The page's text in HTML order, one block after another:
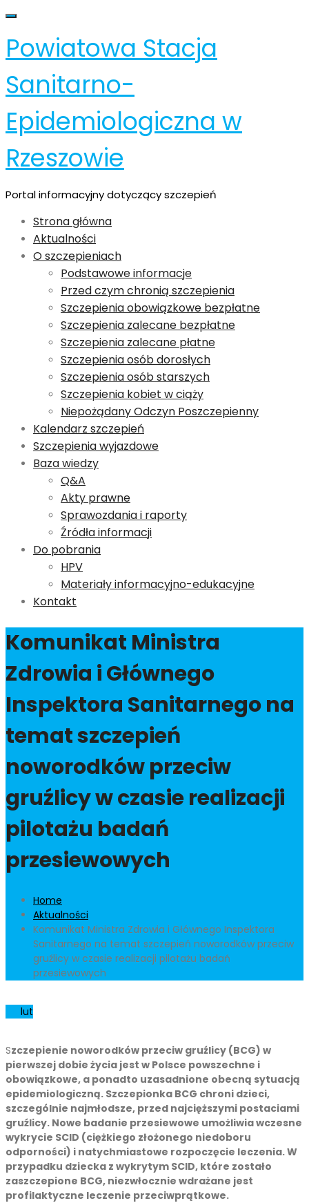
Skip
content
Toggle navigation
Powiatowa Stacja
Sanitarno-
Epidemiologiczna w
Rzeszowie
Portal informacyjny dotyczący szczepień
Strona główna
Aktualności
O szczepieniach
Podstawowe informacje
Przed czym chronią szczepienia
Szczepienia obowiązkowe bezpłatne
Szczepienia zalecane bezpłatne
Szczepienia zalecane płatne
Szczepienia osób dorosłych
Szczepienia osób starszych
Szczepienia kobiet w ciąży
Niepożądany Odczyn Poszczepienny
Kalendarz szczepień
Szczepienia wyjazdowe
Baza wiedzy
Q&A
Akty prawne
Sprawozdania i raporty
Źródła informacji
Do pobrania
HPV
Materiały informacyjno-edukacyjne
Kontakt
Komunikat Ministra
Zdrowia i Głównego
Inspektora Sanitarnego na
temat szczepień
noworodków przeciw
gruźlicy w czasie realizacji
pilotażu badań
przesiewowych
Home
Aktualności
Komunikat Ministra Zdrowia i Głównego Inspektora
Sanitarnego na temat szczepień noworodków przeciw
gruźlicy w czasie realizacji pilotażu badań
przesiewowych
lut
Szczepienie noworodków przeciw gruźlicy (BCG) w
pierwszej dobie życia jest w Polsce powszechne i
obowiązkowe, a ponadto uzasadnione obecną sytuacją
epidemiologiczną. Szczepionka BCG chroni dzieci,
szczególnie najmłodsze, przed najcięższymi postaciami
gruźlicy. Nowe badanie przesiewowe umożliwia wczesne
wykrycie SCID (ciężkiego złożonego niedoboru
odporności) i natychmiastowe rozpoczęcie leczenia. W
przypadku dziecka z wykrytym SCID, które zostało
zaszczepione BCG, niezwłocznie wdrażane jest
profilaktyczne leczenie przeciwprątkowe.